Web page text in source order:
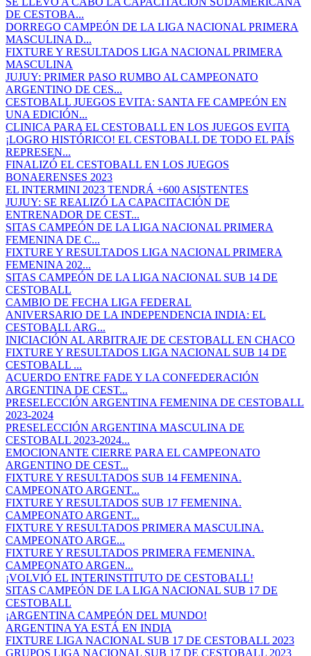
DE CESTOBA...
DORREGO CAMPEÓN DE LA LIGA NACIONAL PRIMERA
MASCULINA D...
FIXTURE Y RESULTADOS LIGA NACIONAL PRIMERA
MASCULINA
JUJUY: PRIMER PASO RUMBO AL CAMPEONATO
ARGENTINO DE CES...
CESTOBALL JUEGOS EVITA: SANTA FE CAMPEÓN EN
UNA EDICIÓN...
CLINICA PARA EL CESTOBALL EN LOS JUEGOS EVITA
¡LOGRO HISTÓRICO! EL CESTOBALL DE TODO EL PAÍS
REPRESEN...
FINALIZÓ EL CESTOBALL EN LOS JUEGOS
BONAERENSES 2023
EL INTERMINI 2023 TENDRÁ +600 ASISTENTES
JUJUY: SE REALIZÓ LA CAPACITACIÓN DE
ENTRENADOR DE CEST...
SITAS CAMPEÓN DE LA LIGA NACIONAL PRIMERA
FEMENINA DE C...
FIXTURE Y RESULTADOS LIGA NACIONAL PRIMERA
FEMENINA 202...
SITAS CAMPEÓN DE LA LIGA NACIONAL SUB 14 DE
CESTOBALL
CAMBIO DE FECHA LIGA FEDERAL
ANIVERSARIO DE LA INDEPENDENCIA INDIA: EL
CESTOBALL ARG...
INICIACIÓN AL ARBITRAJE DE CESTOBALL EN CHACO
FIXTURE Y RESULTADOS LIGA NACIONAL SUB 14 DE
CESTOBALL ...
ACUERDO ENTRE FADE Y LA CONFEDERACIÓN
ARGENTINA DE CEST...
PRESELECCIÓN ARGENTINA FEMENINA DE CESTOBALL
2023-2024
PRESELECCIÓN ARGENTINA MASCULINA DE
CESTOBALL 2023-2024...
EMOCIONANTE CIERRE PARA EL CAMPEONATO
ARGENTINO DE CEST...
FIXTURE Y RESULTADOS SUB 14 FEMENINA.
CAMPEONATO ARGENT...
FIXTURE Y RESULTADOS SUB 17 FEMENINA.
CAMPEONATO ARGENT...
FIXTURE Y RESULTADOS PRIMERA MASCULINA.
CAMPEONATO ARGE...
FIXTURE Y RESULTADOS PRIMERA FEMENINA.
CAMPEONATO ARGEN...
¡VOLVIÓ EL INTERINSTITUTO DE CESTOBALL!
SITAS CAMPEÓN DE LA LIGA NACIONAL SUB 17 DE
CESTOBALL
¡ARGENTINA CAMPEÓN DEL MUNDO!
ARGENTINA YA ESTÁ EN INDIA
FIXTURE LIGA NACIONAL SUB 17 DE CESTOBALL 2023
GRUPOS LIGA NACIONAL SUB 17 DE CESTOBALL 2023